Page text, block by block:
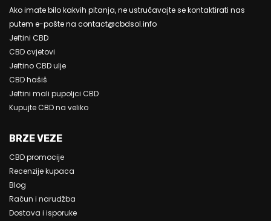
Ako imate bilo kakvih pitanja, ne ustručavajte se kontaktirati nas
putem e-pošte na contact@cbdsol.info
Jeftini CBD
CBD cvjetovi
Jeftino CBD ulje
CBD hašiš
Jeftini mali pupoljci CBD
Kupujte CBD na veliko
BRZE VEZE
CBD promocije
Recenzije kupaca
Blog
Račun i narudžba
Dostava i isporuke